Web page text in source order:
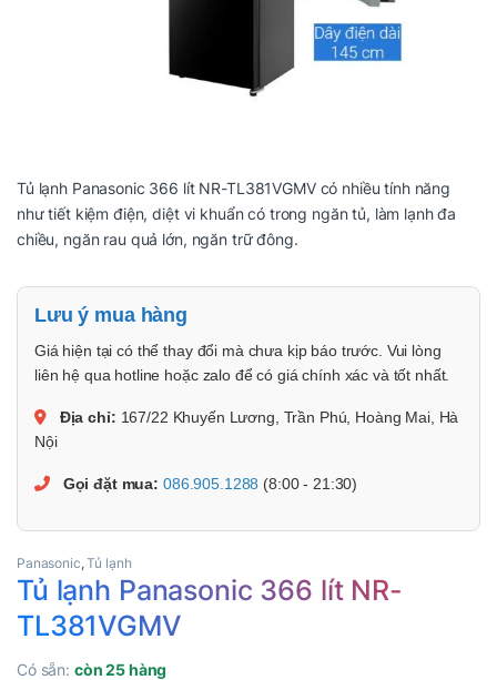
Tủ lạnh Panasonic 366 lít NR-TL381VGMV có nhiều tính năng
như tiết kiệm điện, diệt vi khuẩn có trong ngăn tủ, làm lạnh đa
chiều, ngăn rau quả lớn, ngăn trữ đông.
Lưu ý mua hàng
Giá hiện tại có thể thay đổi mà chưa kịp báo trước. Vui lòng
liên hệ qua hotline hoặc zalo để có giá chính xác và tốt nhất.
Địa chỉ: 167/22 Khuyến Lương, Trần Phú, Hoàng Mai, Hà
Nội
Gọi đặt mua: 086.905.1288 (8:00 - 21:30)
Panasonic,Tủ lạnh
Tủ lạnh Panasonic 366 lít NR-
TL381VGMV
Có sẵn: còn 25 hàng